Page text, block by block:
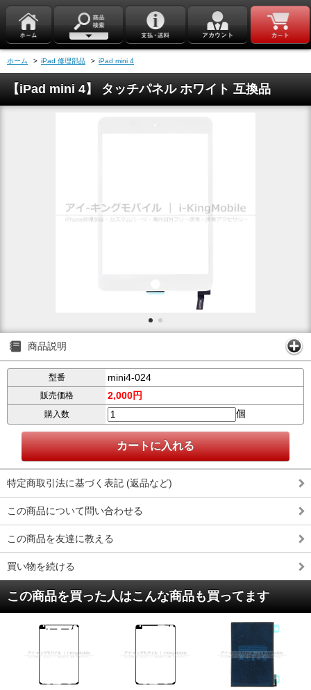
ホーム > iPad 修理部品 > iPad mini 4
【iPad mini 4】 タッチパネル ホワイト 互換品
商品説明
型番 mini4-024
販売価格 2,000円
購入数 個
特定商取引法に基づく表記 (返品など)
この商品について問い合わせる
この商品を友達に教える
買い物を続ける
この商品を買った人はこんな商品も買ってます